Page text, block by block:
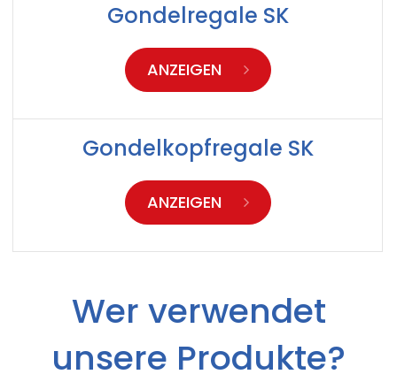
Gondelregale SK
ANZEIGEN
Gondelkopfregale SK
ANZEIGEN
Wer verwendet
unsere Produkte?